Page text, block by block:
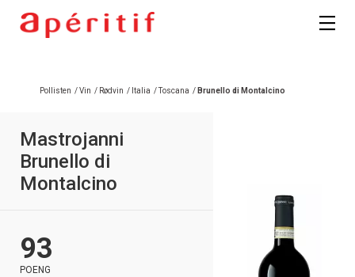
Pollisten /Vin / Rødvin / Italia /Toscana / Brunello di Montalcino
Mastrojanni
Brunello di
Montalcino
93
POENG